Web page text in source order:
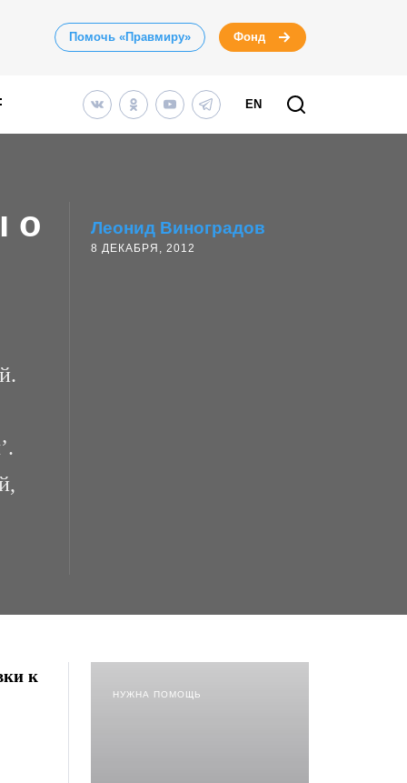
Помочь «Правмиру» Фонд
EN
о
Леонид Виноградов
8 ДЕКАБРЯ, 2012
к
НУЖНА ПОМОЩЬ